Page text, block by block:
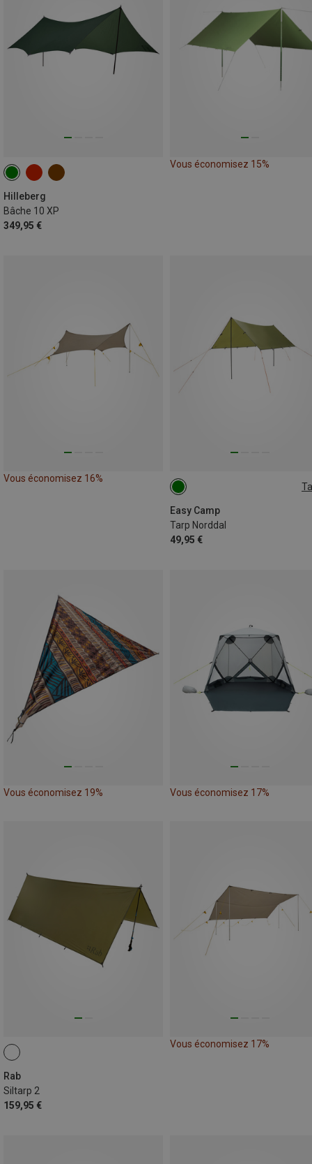
Hilleberg
Bâche 10 XP
349,95 €
Vous économisez 15%
Vous économisez 16%
Easy Camp
Tarp Norddal
49,95 €
3X3
Vous économisez 19% Vous économisez 17%
Rab
Siltarp 2
159,95 €
Vous économisez 17%